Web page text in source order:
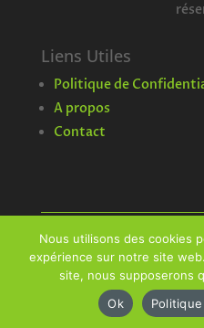
Liens Utiles
Politique de
A propos
Contact
© 2026 Gergy
et
Nous utilisons des cookies
expérience sur notre site
site, nous supposerons
Ok